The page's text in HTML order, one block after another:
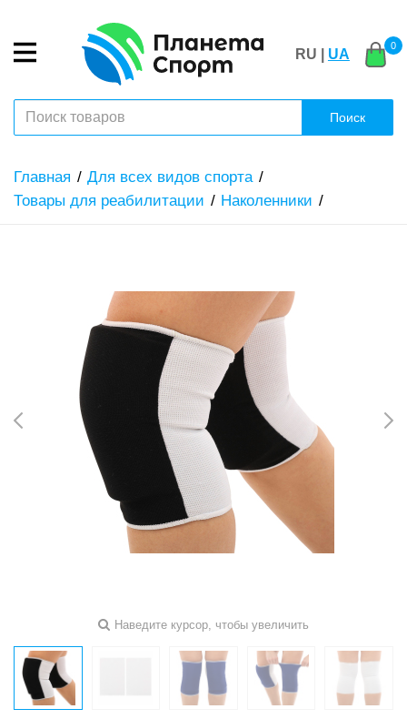
RU | UA
0
Поиск
Главная
Для всех видов спорта
Товары для реабилитации
Наколенники
Наведите курсор, чтобы увеличить